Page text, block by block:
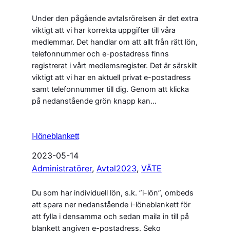
Under den pågående avtalsrörelsen är det extra
viktigt att vi har korrekta uppgifter till våra
medlemmar. Det handlar om att allt från rätt lön,
telefonnummer och e-postadress finns
registrerat i vårt medlemsregister. Det är särskilt
viktigt att vi har en aktuell privat e-postadress
samt telefonnummer till dig. Genom att klicka
på nedanstående grön knapp kan…
I-löneblankett
2023-05-14
Administratörer, Avtal2023, VÄTE
Du som har individuell lön, s.k. ”i-lön”, ombeds
att spara ner nedanstående i-löneblankett för
att fylla i densamma och sedan maila in till på
blankett angiven e-postadress. Seko